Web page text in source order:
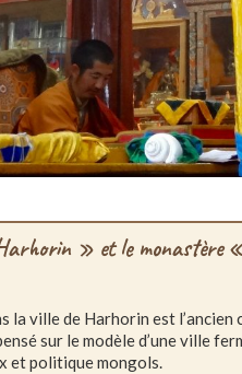
» et le monastère
la ville de Harhorin est
sur le modèle d’une ville
et politique mongols.